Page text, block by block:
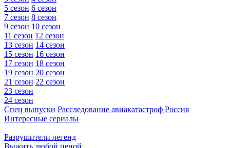
5 сезон 6 сезон
7 сезон 8 сезон
9 сезон 10 сезон
11 сезон 12 сезон
13 сезон 14 сезон
15 сезон 16 сезон
17 сезон 18 сезон
19 сезон 20 сезон
21 сезон 22 сезон
23 сезон
24 сезон
Спец выпуски Расследование авиакатастроф Россия
Интересные сериалы
Разрушители легенд
Выжить любой ценой